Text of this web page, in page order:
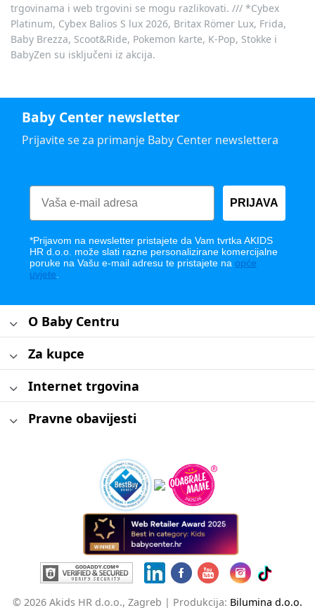
trgovinama i web trgovini se mogu razlikovati. /// *Cybex
Platinum, Cybex Balios S lux 2026, Britax Römer Lux, Frida,
Baby Brezza, Scoot&Ride, Pokemon karte, K-Pop, Stokke i
BabyZen su isključeni iz akcija.
Baby Center newsletter
Prijavite se za primanje Baby Center newslettera
PRIJAVA
*Prijavom na newsletter pristajete da Vam tvrtka AKIDS
HR d.o.o. može slati razne personalizirane komercijalne
poruke na Vašu e-mail adresu te pristajete na opće
uvjete
O Baby Centru
Za kupce
Internet trgovina
Pravne obavijesti
© 2026 Akids HR d.o.o., Zagreb | Produkcija: Bilumina d.o.o.